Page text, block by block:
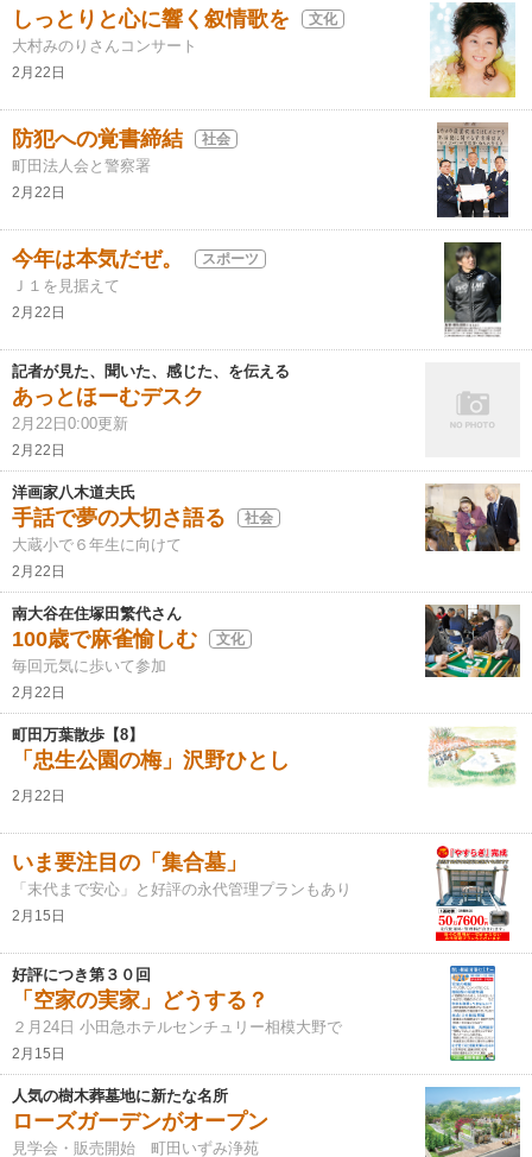
しっとりと心に響く叙情歌を 文化
大村みのりさんコンサート
2月22日
防犯への覚書締結 社会
町田法人会と警察署
2月22日
今年は本気だぜ。 スポーツ
Ｊ１を見据えて
2月22日
記者が見た、聞いた、感じた、を伝える
あっとほーむデスク
2月22日0:00更新
2月22日
洋画家八木道夫氏
手話で夢の大切さ語る 社会
大蔵小で６年生に向けて
2月22日
南大谷在住塚田繁代さん
100歳で麻雀愉しむ 文化
毎回元気に歩いて参加
2月22日
町田万葉散歩【8】
「忠生公園の梅」沢野ひとし
2月22日
いま要注目の「集合墓」
「末代まで安心」と好評の永代管理プランもあり
2月15日
好評につき第３０回
「空家の実家」どうする？
２月24日 小田急ホテルセンチュリー相模大野で
2月15日
人気の樹木葬墓地に新たな名所
ローズガーデンがオープン
見学会・販売開始 町田いずみ浄苑